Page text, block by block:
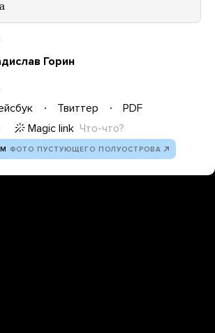
Горин
Твиттер
PDF
Magic link Что-что?
ФОТО ПУСТУЮЩЕГО ПОЛУОСТРОВА